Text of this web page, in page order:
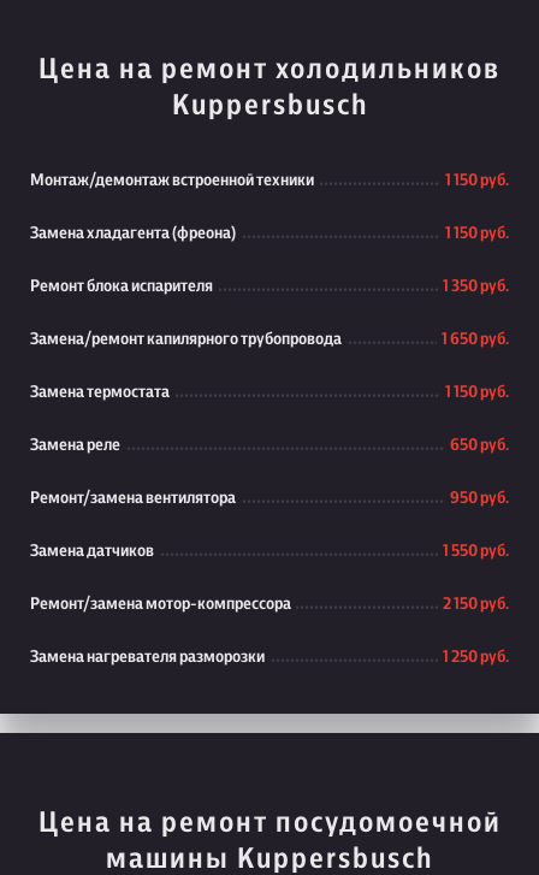
Цена на ремонт холодильников
Kuppersbusch
Монтаж/демонтаж встроенной техники 1 150 руб.
Замена хладагента (фреона) 1 150 руб.
Ремонт блока испарителя 1 350 руб.
Замена/ремонт капилярного трубопровода 1 650 руб.
Замена термостата 1 150 руб.
Замена реле 650 руб.
Ремонт/замена вентилятора 950 руб.
Замена датчиков 1 550 руб.
Ремонт/замена мотор-компрессора 2 150 руб.
Замена нагревателя разморозки 1 250 руб.
Цена на ремонт посудомоечной
машины Kuppersbusch